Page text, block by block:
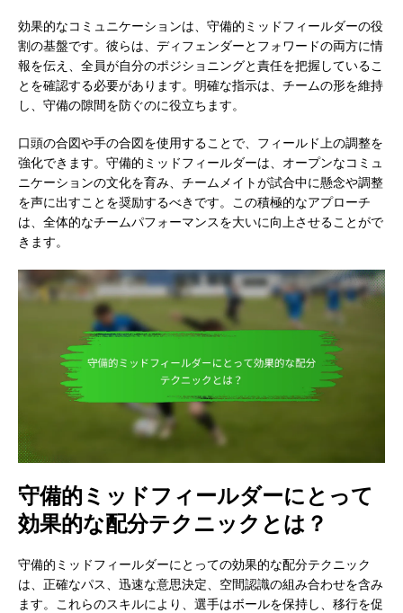
効果的なコミュニケーションは、守備的ミッドフィールダーの役
割の基盤です。彼らは、ディフェンダーとフォワードの両方に情
報を伝え、全員が自分のポジショニングと責任を把握しているこ
とを確認する必要があります。明確な指示は、チームの形を維持
し、守備の隙間を防ぐのに役立ちます。
口頭の合図や手の合図を使用することで、フィールド上の調整を
強化できます。守備的ミッドフィールダーは、オープンなコミュ
ニケーションの文化を育み、チームメイトが試合中に懸念や調整
を声に出すことを奨励するべきです。この積極的なアプローチ
は、全体的なチームパフォーマンスを大いに向上させることがで
きます。
守備的ミッドフィールダーにとって
効果的な配分テクニックとは？
守備的ミッドフィールダーにとっての効果的な配分テクニック
は、正確なパス、迅速な意思決定、空間認識の組み合わせを含み
ます。これらのスキルにより、選手はボールを保持し、移行を促